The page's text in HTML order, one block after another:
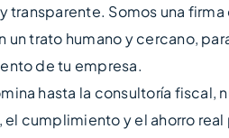
Somos una
trato humano y cercano,
de tu empresa.
hasta la consultoría fiscal,
cumplimiento y el ahorro real